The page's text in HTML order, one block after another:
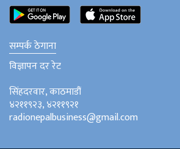
सम्पर्क ठेगाना
विज्ञापन दर रेट
सिंहदरवार, काठमाडौं
४२११९२३, ४२११९२१
radionepalbusiness@gmail.com